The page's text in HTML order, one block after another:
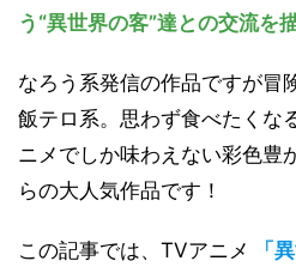
う“異世界の客”達との交流を描
なろう系発信の作品ですが冒
飯テロ系。思わず食べたくな
ニメでしか味わえない彩色豊
らの大人気作品です！
この記事では、TVアニメ 「